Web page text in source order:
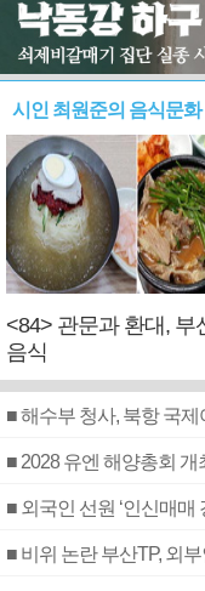
시인 최원준의 음식문화
<84> 관문과 환대, 부
음식
■ 해수부 청사, 북항 국
■ 2028 유엔 해양총회 개
■ 외국인 선원 ‘인신매
■ 비위 논란 부산TP, 외